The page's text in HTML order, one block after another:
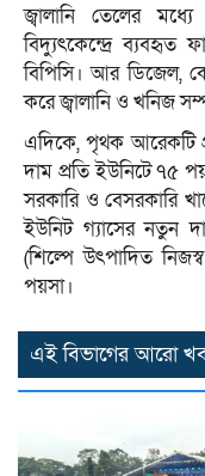
জ্বালানি তেলের
বিদ্যুৎকেন্দ্রে ব্যবহৃত
বিপিসি। আর ডিজেল,
করে জ্বালানি ও খনিজ
এদিকে, পৃথক আরেকটি
দাম প্রতি ইউনিটে ৭৫
সরকারি ও বেসরকারি
ইউনিট গ্যাসের নতুন
(শিল্পে উৎপাদিত
পয়সা।
এই বিভাগের আরো